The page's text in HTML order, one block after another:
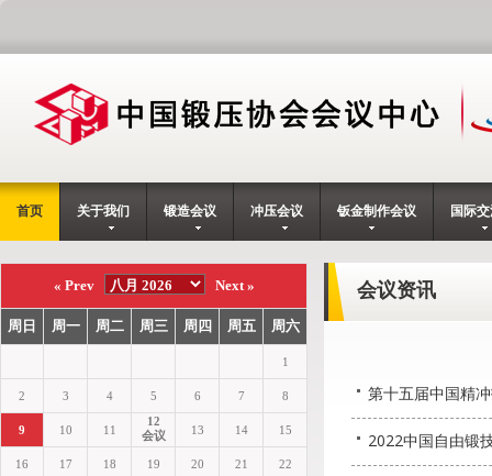
首页 关于我们 锻造会议 冲压会议 钣金制作会议 国际
会议资讯
第十五届中国精
2022中国自由锻